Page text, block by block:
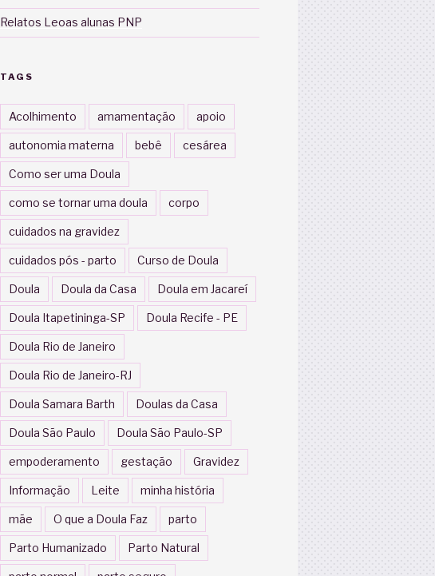
Relatos Leoas alunas PNP
TAGS
Acolhimento amamentação apoio
autonomia materna bebê cesárea
Como ser uma Doula
como se tornar uma doula corpo
cuidados na gravidez
cuidados pós - parto Curso de Doula
Doula Doula da Casa Doula em Jacareí
Doula Itapetininga-SP Doula Recife - PE
Doula Rio de Janeiro
Doula Rio de Janeiro-RJ
Doula Samara Barth Doulas da Casa
Doula São Paulo Doula São Paulo-SP
empoderamento gestação Gravidez
Informação Leite minha história
mãe O que a Doula Faz parto
Parto Humanizado Parto Natural